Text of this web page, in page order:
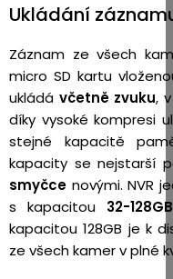
Ukládání
Záznam ze všech
micro SD kartu
ukládá včetně zvuku,
díky vysoké kompresi
stejné kapacitě
kapacity se nejstarší
smyčce novými. NVR
s kapacitou 32-128GB
kapacitou 128GB je k
ze všech kamer v plné